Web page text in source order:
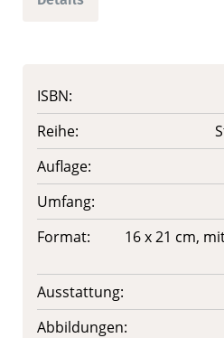
ISBN:
Reihe:
Auflage:
Umfang:
Format:
16 x 21 cm,
Ausstattung:
Abbildungen: